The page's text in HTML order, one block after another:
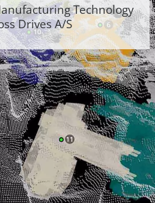
Technology
Drives A/S